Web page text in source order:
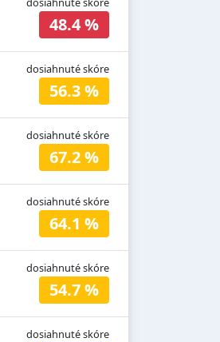
48.4 %
dosiahnuté skóre
56.3 %
dosiahnuté skóre
67.2 %
dosiahnuté skóre
64.1 %
dosiahnuté skóre
54.7 %
dosiahnuté skóre